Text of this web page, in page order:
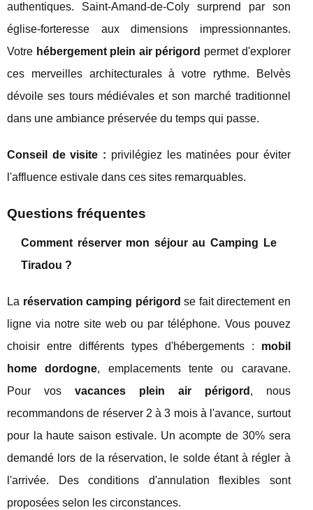
authentiques. Saint-Amand-de-Coly surprend par son
église-forteresse aux dimensions impressionnantes.
Votre hébergement plein air périgord permet d'explorer
ces merveilles architecturales à votre rythme. Belvès
dévoile ses tours médiévales et son marché traditionnel
dans une ambiance préservée du temps qui passe.
Conseil de visite : privilégiez les matinées pour éviter
l'affluence estivale dans ces sites remarquables.
Questions fréquentes
Comment réserver mon séjour au Camping Le
Tiradou ?
La réservation camping périgord se fait directement en
ligne via notre site web ou par téléphone. Vous pouvez
choisir entre différents types d'hébergements : mobil
home dordogne, emplacements tente ou caravane.
Pour vos vacances plein air périgord , nous
recommandons de réserver 2 à 3 mois à l'avance, surtout
pour la haute saison estivale. Un acompte de 30% sera
demandé lors de la réservation, le solde étant à régler à
l'arrivée. Des conditions d'annulation flexibles sont
proposées selon les circonstances.